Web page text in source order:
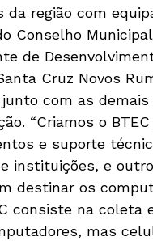
região com
Conselho
de
Cruz Novos
junto com as
“Criamos o
e suporte
instituições, e
destinar os
consiste na coleta
mas